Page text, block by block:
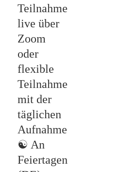
Teilnahme
live über
Zoom
oder
flexible
Teilnahme
mit der
täglichen
Aufnahme
☯ An
Feiertagen